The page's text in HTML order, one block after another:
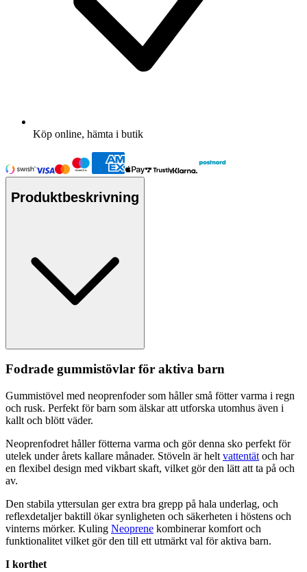
Köp online, hämta i butik
Produktbeskrivning
Fodrade gummistövlar för aktiva barn
Gummistövel med neoprenfoder som håller små fötter varma i regn
och rusk. Perfekt för barn som älskar att utforska utomhus även i
kallt och blött väder.
Neoprenfodret håller fötterna varma och gör denna sko perfekt för
utelek under årets kallare månader. Stöveln är helt vattentät och har
en flexibel design med vikbart skaft, vilket gör den lätt att ta på och
av.
Den stabila yttersulan ger extra bra grepp på hala underlag, och
reflexdetaljer baktill ökar synligheten och säkerheten i höstens och
vinterns mörker. Kuling Neoprene kombinerar komfort och
funktionalitet vilket gör den till ett utmärkt val för aktiva barn.
I korthet